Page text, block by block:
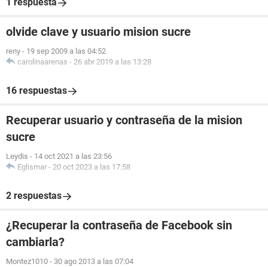
olvide clave y usuario mision sucre
reny - 19 sep 2009 a las 04:52
carolinaarenas - 26 abr 2019 a las 13:28
16 respuestas
Recuperar usuario y contraseña de la mision
sucre
Leydis - 14 oct 2021 a las 23:56
Eglismar - 20 oct 2023 a las 17:58
2 respuestas
¿Recuperar la contraseña de Facebook sin
cambiarla?
Montez1010 - 30 ago 2013 a las 07:04